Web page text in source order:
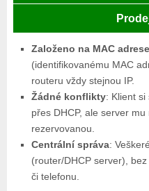
Založeno na MAC adrese
(identifikovanému MAC
routeru vždy stejnou IP.
Žádné konflikty: Klient si
přes DHCP, ale server
rezervovanou.
Centrální správa:
(router/DHCP server),
či telefonu.